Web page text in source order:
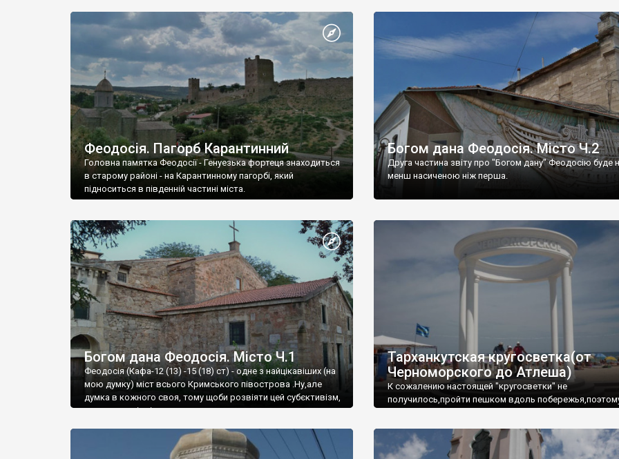
Феодосія. Пагорб Карантинний
Головна памятка Феодосії - Генуезька фортеця знаходиться
в старому районі - на Карантинному пагорбі, який
підноситься в південній частині міста.
Богом дана Феодосія. Місто Ч.2
Друга частина звіту про "Богом дану" Феодосію буде
менш насиченою ніж перша.
Богом дана Феодосія. Місто Ч.1
Феодосія (Кафа-12 (13) -15 (18) ст) - одне з найцікавіших (на
мою думку) міст всього Кримського півострова .Ну,але
думка в кожного своя, тому щоби розвіяти цей субєктивізм,
запрошую відвідати це
Тарханкутская кругосветка(от
Черноморского до Атлеша)
К сожалению настоящей "кругосветки" не
получилось,пройти пешком вдоль